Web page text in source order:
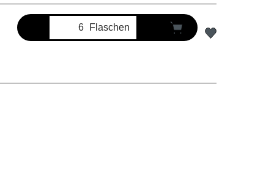
Flaschen